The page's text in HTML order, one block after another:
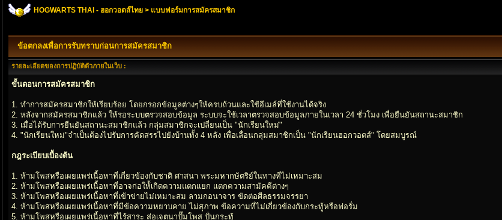
HOGWARTS THAI - ฮอกวอตส์ไทย > แบบฟอร์มการสมัครสมาชิก
ข้อตกลงเพื่อการรับทราบก่อนการสมัครสมาชิก
รายละเอียดของการปฏิบัติตัวภายในเว็บ :
ขั้นตอนการสมัครสมาชิก
1. ทำการสมัครสมาชิกให้เรียบร้อย โดยกรอกข้อมูลต่างๆให้ครบถ้วนและใช้อีเมล์ที่ใช้งานได้จริง
2. หลังจากสมัครสมาชิกแล้ว ให้รอระบบตรวจสอบข้อมูล ระบบจะใช้เวลาตรวจสอบข้อมูลภายในเวลา 24 ชั่วโมง เพื่อยืนยันสถานะสมาชิก
3. เมื่อได้รับการยืนยันสถานะสมาชิกแล้ว กลุ่มสมาชิกจะเปลี่ยนเป็น "นักเรียนใหม่"
4. "นักเรียนใหม่"จำเป็นต้องไปรับการคัดสรรไปยังบ้านทั้ง 4 หลัง เพื่อเลื่อนกลุ่มสมาชิกเป็น "นักเรียนฮอกวอตส์" โดยสมบูรณ์
กฎระเบียบเบื้องต้น
1. ห้ามโพสหรือเผยแพร่เนื้อหาที่เกี่ยวข้องกับชาติ ศาสนา พระมหากษัตริย์ในทางที่ไม่เหมาะสม
2. ห้ามโพสหรือเผยแพร่เนื้อหาที่อาจก่อให้้เกิดความแตกแยก แตกความสามัคคีต่างๆ
3. ห้ามโพสหรือเผยแพร่เนื้อหาที่เข้าข่ายไม่เหมาะสม ลามกอนาจาร ขัดต่อศีลธรรมจรรยา
4. ห้ามโพสหรือเผยแพร่เนื้อหาที่มีข้อความหยาบคาย ไม่สุภาพ ข้อความที่ไม่เกี่ยวข้องกับกระทู้หรือฟอรั่ม
5. ห้ามโพสหรือเผยแพร่เนื้อหาที่ไร้สาระ ส่อเจตนาปั๊มโพส ปั่นกระทู้